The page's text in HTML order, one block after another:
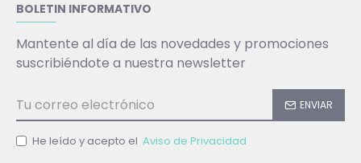
BOLETIN INFORMATIVO
Mantente al día de las novedades y promociones
suscribiéndote a nuestra newsletter
ENVIAR
He leído y acepto el Aviso de Privacidad